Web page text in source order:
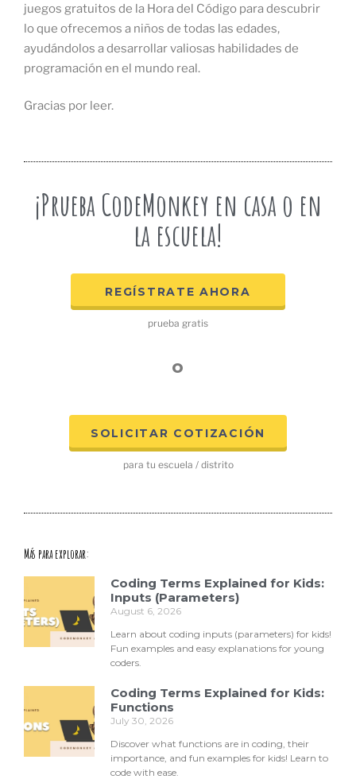
juegos gratuitos de la Hora del Código para descubrir
lo que ofrecemos a niños de todas las edades,
ayudándolos a desarrollar valiosas habilidades de
programación en el mundo real.
Gracias por leer.
¡Prueba CodeMonkey en casa o en
la escuela!
REGÍSTRATE AHORA
prueba gratis
o
SOLICITAR COTIZACIÓN
para tu escuela / distrito
Más para explorar:
Coding Terms Explained for Kids:
Inputs (Parameters)
August 6, 2026
Learn about coding inputs (parameters) for kids!
Fun examples and easy explanations for young
coders.
Coding Terms Explained for Kids:
Functions
July 30, 2026
Discover what functions are in coding, their
importance, and fun examples for kids! Learn to
code with ease.